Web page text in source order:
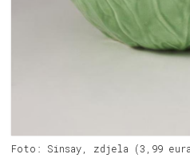
Foto: Sinsay, zdjela (3,99